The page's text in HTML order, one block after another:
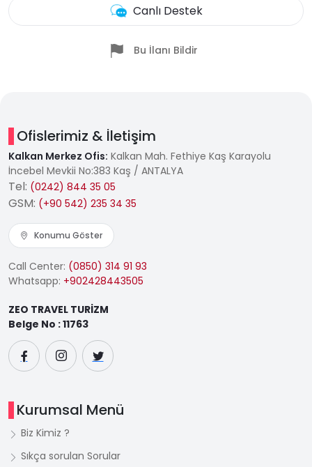
Canlı Destek
Bu İlanı Bildir
Ofislerimiz & İletişim
Kalkan Merkez Ofis: Kalkan Mah. Fethiye Kaş Karayolu
İncebel Mevkii No:383 Kaş / ANTALYA
Tel: (0242) 844 35 05
GSM: (+90 542) 235 34 35
Konumu Göster
Call Center: (0850) 314 91 93
Whatsapp: +902428443505
ZEO TRAVEL TURİZM
Belge No : 11763
Kurumsal Menü
Biz Kimiz ?
Sıkça sorulan Sorular